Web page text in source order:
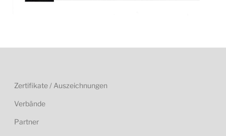
Zertifikate / Auszeichnungen
Verbände
Partner